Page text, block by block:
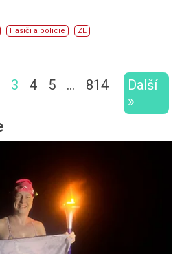
Hasiči a policie ZL
3 4 5 … 814
Další
»